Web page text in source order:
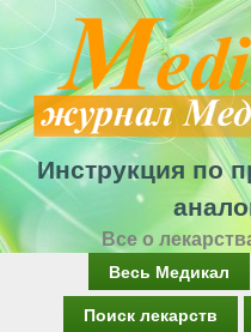
Перейти
к
основному
Инструкция по
Все о
Весь Медикал
Поиск лекарств